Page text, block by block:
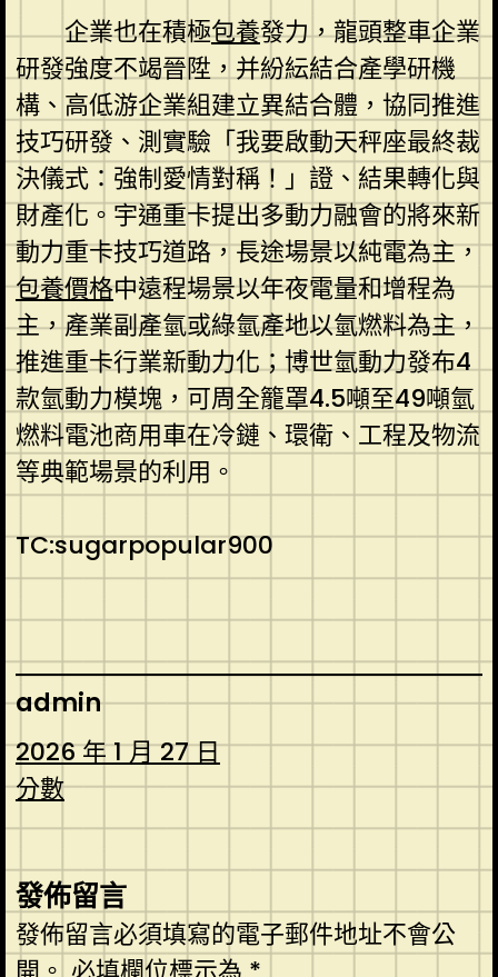
企業也在積極包養發力，龍頭整車企業
研發強度不竭晉陞，并紛紜結合產學研機
構、高低游企業組建立異結合體，協同推進
技巧研發、測實驗「我要啟動天秤座最終裁
決儀式：強制愛情對稱！」證、結果轉化與
財產化。宇通重卡提出多動力融會的將來新
動力重卡技巧道路，長途場景以純電為主，
包養價格中遠程場景以年夜電量和增程為
主，產業副產氫或綠氫產地以氫燃料為主，
推進重卡行業新動力化；博世氫動力發布4
款氫動力模塊，可周全籠罩4.5噸至49噸氫
燃料電池商用車在冷鏈、環衛、工程及物流
等典範場景的利用。
TC:sugarpopular900
admin
2026 年 1 月 27 日
分數
發佈留言
發佈留言必須填寫的電子郵件地址不會公